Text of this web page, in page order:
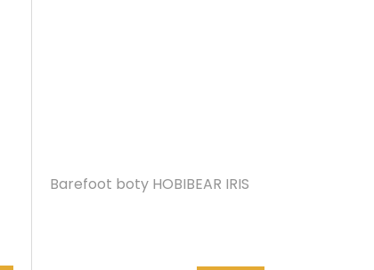
Barefoot boty HOBIBEAR IRIS